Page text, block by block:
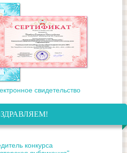
свидетельство
конкурса